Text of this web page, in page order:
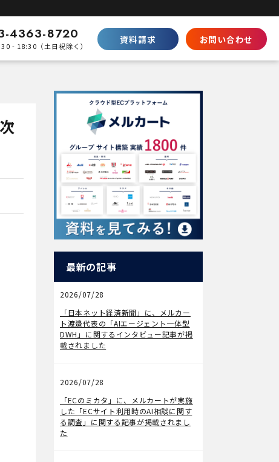
Shopifyとの違い
SaaS型ECの徹底比較
ecbeingとの違い
パッケージとの棲み分け
パートナープログラムはこちら
お問い合わせ
資料請求
4363-8720
- 18:30（土日祝除く）
最新の記事
2026/07/28
「日本ネット経済新聞」に、メルカー
ト渡邉代表の「AIエージェント一体型
DWH」に関するインタビュー記事が掲
載されました
2026/07/28
「ECのミカタ」に、メルカートが実施
した「ECサイト利用時のAI相談に関す
る調査」に関する記事が掲載されまし
た